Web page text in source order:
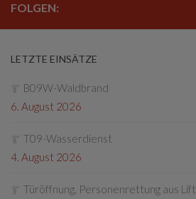
FOLGEN:
LETZTE EINSÄTZE
B09W-Waldbrand
6. August 2026
T09-Wasserdienst
4. August 2026
Türöffnung, Personenrettung aus Lift